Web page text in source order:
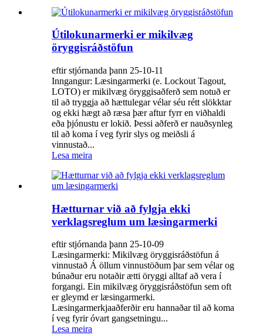
Útilokunarmerki er mikilvæg
öryggisráðstöfun
eftir stjórnanda þann 25-10-11
Inngangur: Læsingarmerki (e. Lockout Tagout,
LOTO) er mikilvæg öryggisaðferð sem notuð er
til að tryggja að hættulegar vélar séu rétt slökktar
og ekki hægt að ræsa þær aftur fyrr en viðhaldi
eða þjónustu er lokið. Þessi aðferð er nauðsynleg
til að koma í veg fyrir slys og meiðsli á
vinnustað...
Lesa meira
Hætturnar við að fylgja ekki
verklagsreglum um læsingarmerki
eftir stjórnanda þann 25-10-09
Læsingarmerki: Mikilvæg öryggisráðstöfun á
vinnustað Á öllum vinnustöðum þar sem vélar og
búnaður eru notaðir ætti öryggi alltaf að vera í
forgangi. Ein mikilvæg öryggisráðstöfun sem oft
er gleymd er læsingarmerki.
Læsingarmerkjaaðferðir eru hannaðar til að koma
í veg fyrir óvart gangsetningu...
Lesa meira